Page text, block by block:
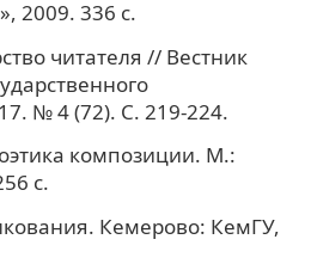
2009. 336 с.
читателя // Вестник
№ 4 (72). С. 219-224.
композиции. М.:
с.
Кемерово: КемГУ,